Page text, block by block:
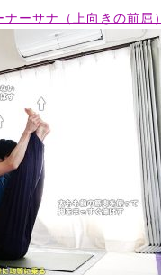
ーサナ（上向きの前屈）